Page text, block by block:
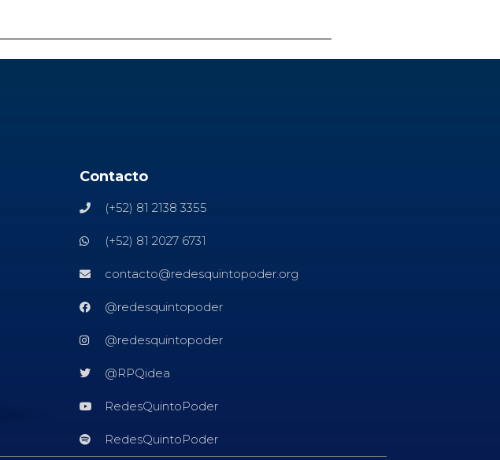
Contacto
(+52) 81 2138 3355
(+52) 81 2027 6731
contacto@redesquintopoder.org
@redesquintopoder
@redesquintopoder
@RPQidea
RedesQuintoPoder
RedesQuintoPoder